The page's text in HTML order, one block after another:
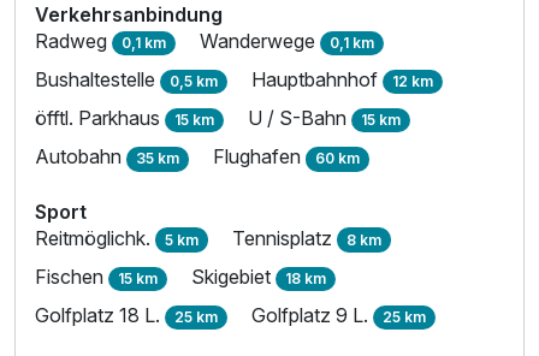
Verkehrsanbindung
Radweg 0,1 km Wanderwege 0,1 km
Bushaltestelle 0,5 km Hauptbahnhof 12 km
öfftl. Parkhaus 15 km U / S-Bahn 15 km
Autobahn 35 km Flughafen 60 km
Sport
Reitmöglichk. 5 km Tennisplatz 8 km
Fischen 15 km Skigebiet 18 km
Golfplatz 18 L. 25 km Golfplatz 9 L. 25 km